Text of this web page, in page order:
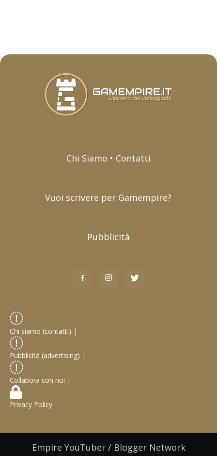
Chi Siamo • Contatti
Vuoi scrivere per Gamempire?
Pubblicità
Chi siamo (contatti) |
Pubblicità (advertising) |
Collabora con noi |
Privacy Policy
Empire YouTuber / Blogger Network